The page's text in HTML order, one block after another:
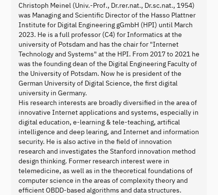
Christoph Meinel (Univ.-Prof., Dr.rer.nat., Dr.sc.nat., 1954)
was Managing and Scientific Director of the Hasso Plattner
Institute for Digital Engineering gGmbH (HPI) until March
2023. He is a full professor (C4) for Informatics at the
university of Potsdam and has the chair for "Internet
Technology and Systems" at the HPI. From 2017 to 2021 he
was the founding dean of the Digital Engineering Faculty of
the University of Potsdam. Now he is president of the
German University of Digital Science, the first digital
university in Germany.
His research interests are broadly diversified in the area of
innovative Internet applications and systems, especially in
digital education, e-learning & tele-teaching, artifical
intelligence and deep learing, and Internet and information
security. He is also active in the field of innovation
research and investigates the Stanford innovation method
design thinking. Former research interest were in
telemedicine, as well as in the theoretical foundations of
computer science in the areas of complexity theory and
efficient OBDD-based algorithms and data structures.